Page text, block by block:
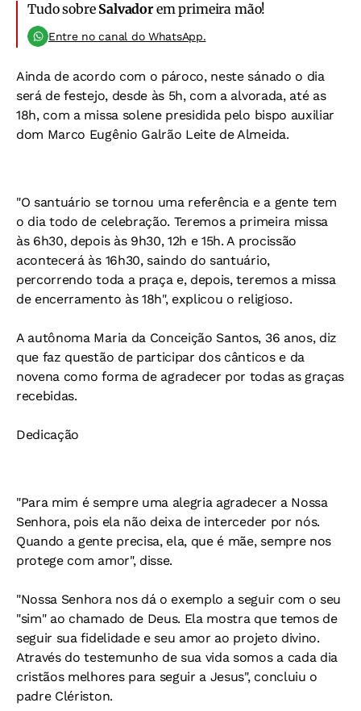
Tudo sobre Salvadorem primeira mão!
Entre no canal do WhatsApp.
Ainda de acordo com o pároco, neste sánado o dia
será de festejo, desde às 5h, com a alvorada, até as
18h, com a missa solene presidida pelo bispo auxiliar
dom Marco Eugênio Galrão Leite de Almeida.
"O santuário se tornou uma referência e a gente tem
o dia todo de celebração. Teremos a primeira missa
às 6h30, depois às 9h30, 12h e 15h. A procissão
acontecerá às 16h30, saindo do santuário,
percorrendo toda a praça e, depois, teremos a missa
de encerramento às 18h", explicou o religioso.
A autônoma Maria da Conceição Santos, 36 anos, diz
que faz questão de participar dos cânticos e da
novena como forma de agradecer por todas as graças
recebidas.
Dedicação
"Para mim é sempre uma alegria agradecer a Nossa
Senhora, pois ela não deixa de interceder por nós.
Quando a gente precisa, ela, que é mãe, sempre nos
protege com amor", disse.
"Nossa Senhora nos dá o exemplo a seguir com o seu
"sim" ao chamado de Deus. Ela mostra que temos de
seguir sua fidelidade e seu amor ao projeto divino.
Através do testemunho de sua vida somos a cada dia
cristãos melhores para seguir a Jesus", concluiu o
padre Clériston.